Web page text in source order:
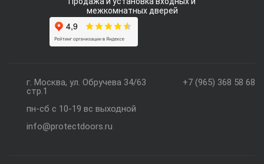
межкомнатных дверей
+7 (965) 368 58 68
г. Москва, ул. Обручева 34/63
стр.1
пн-сб с 10-19 вс выходной
info@protectdoors.ru